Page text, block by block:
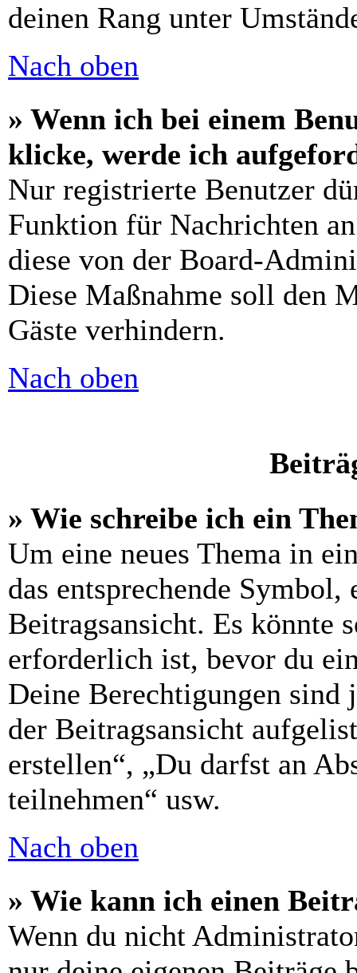
deinen Rang unter
Nach oben
» Wenn ich bei einem
klicke, werde ich
Nur registrierte Benutzer
Funktion für Nachrichten
diese von der Board-
Diese Maßnahme soll den
Gäste verhindern.
Nach oben
» Wie schreibe ich ein
Um eine neues Thema in
das entsprechende
Beitragsansicht. Es könnte
erforderlich ist, bevor du
Deine Berechtigungen sind
der Beitragsansicht
erstellen“, „Du darfst an
teilnehmen“ usw.
Nach oben
» Wie kann ich einen
Wenn du nicht